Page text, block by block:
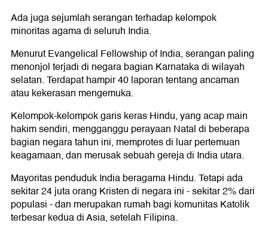
Ada juga sejumlah serangan terhadap kelompok
minoritas agama di seluruh India.
Menurut Evangelical Fellowship of India, serangan paling
menonjol terjadi di negara bagian Karnataka di wilayah
selatan. Terdapat hampir 40 laporan tentang ancaman
atau kekerasan mengemuka.
Kelompok-kelompok garis keras Hindu, yang acap main
hakim sendiri, mengganggu perayaan Natal di beberapa
bagian negara tahun ini, memprotes di luar pertemuan
keagamaan, dan merusak sebuah gereja di India utara.
Mayoritas penduduk India beragama Hindu. Tetapi ada
sekitar 24 juta orang Kristen di negara ini - sekitar 2% dari
populasi - dan merupakan rumah bagi komunitas Katolik
terbesar kedua di Asia, setelah Filipina.